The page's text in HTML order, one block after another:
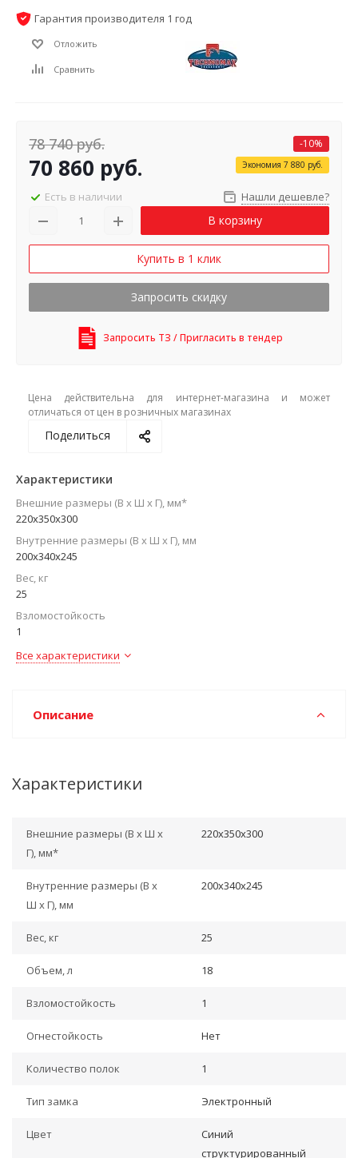
Гарантия производителя 1 год
Отложить
Сравнить
Характеристики
Внешние размеры (В х Ш х Г), мм*
220х350х300
Внутренние размеры (В х Ш х Г), мм
200х340х245
Вес, кг
25
Взломостойкость
1
Все характеристики
78 740руб.
70 860 руб.
-10%
Экономия 7 880 руб.
Есть в наличии Нашли дешевле?
В корзину
Купить в 1 клик
Запросить скидку
Запросить ТЗ / Пригласить в тендер
Цена действительна для интернет-магазина и может
отличаться от цен в розничных магазинах
Поделиться
Описание
Характеристики
Внешние размеры (В х Ш х
Г), мм*
220х350х300
Внутренние размеры (В х
Ш х Г), мм
200х340х245
Вес, кг 25
Объем, л 18
Взломостойкость 1
Огнестойкость Нет
Количество полок 1
Тип замка Электронный
Цвет
Синий
структурированный